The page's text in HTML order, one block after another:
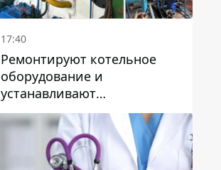
17:40
Ремонтируют котельное
оборудование и
устанавливают
генераторные установки:
как в Днепре готовятся к
отопительному сезону